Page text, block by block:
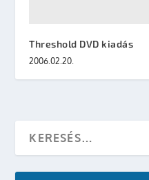
Threshold DVD kiadás
2006.02.20.